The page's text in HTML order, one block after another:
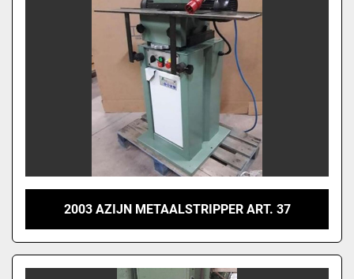
2003 AZIJN METAALSTRIPPER ART. 37